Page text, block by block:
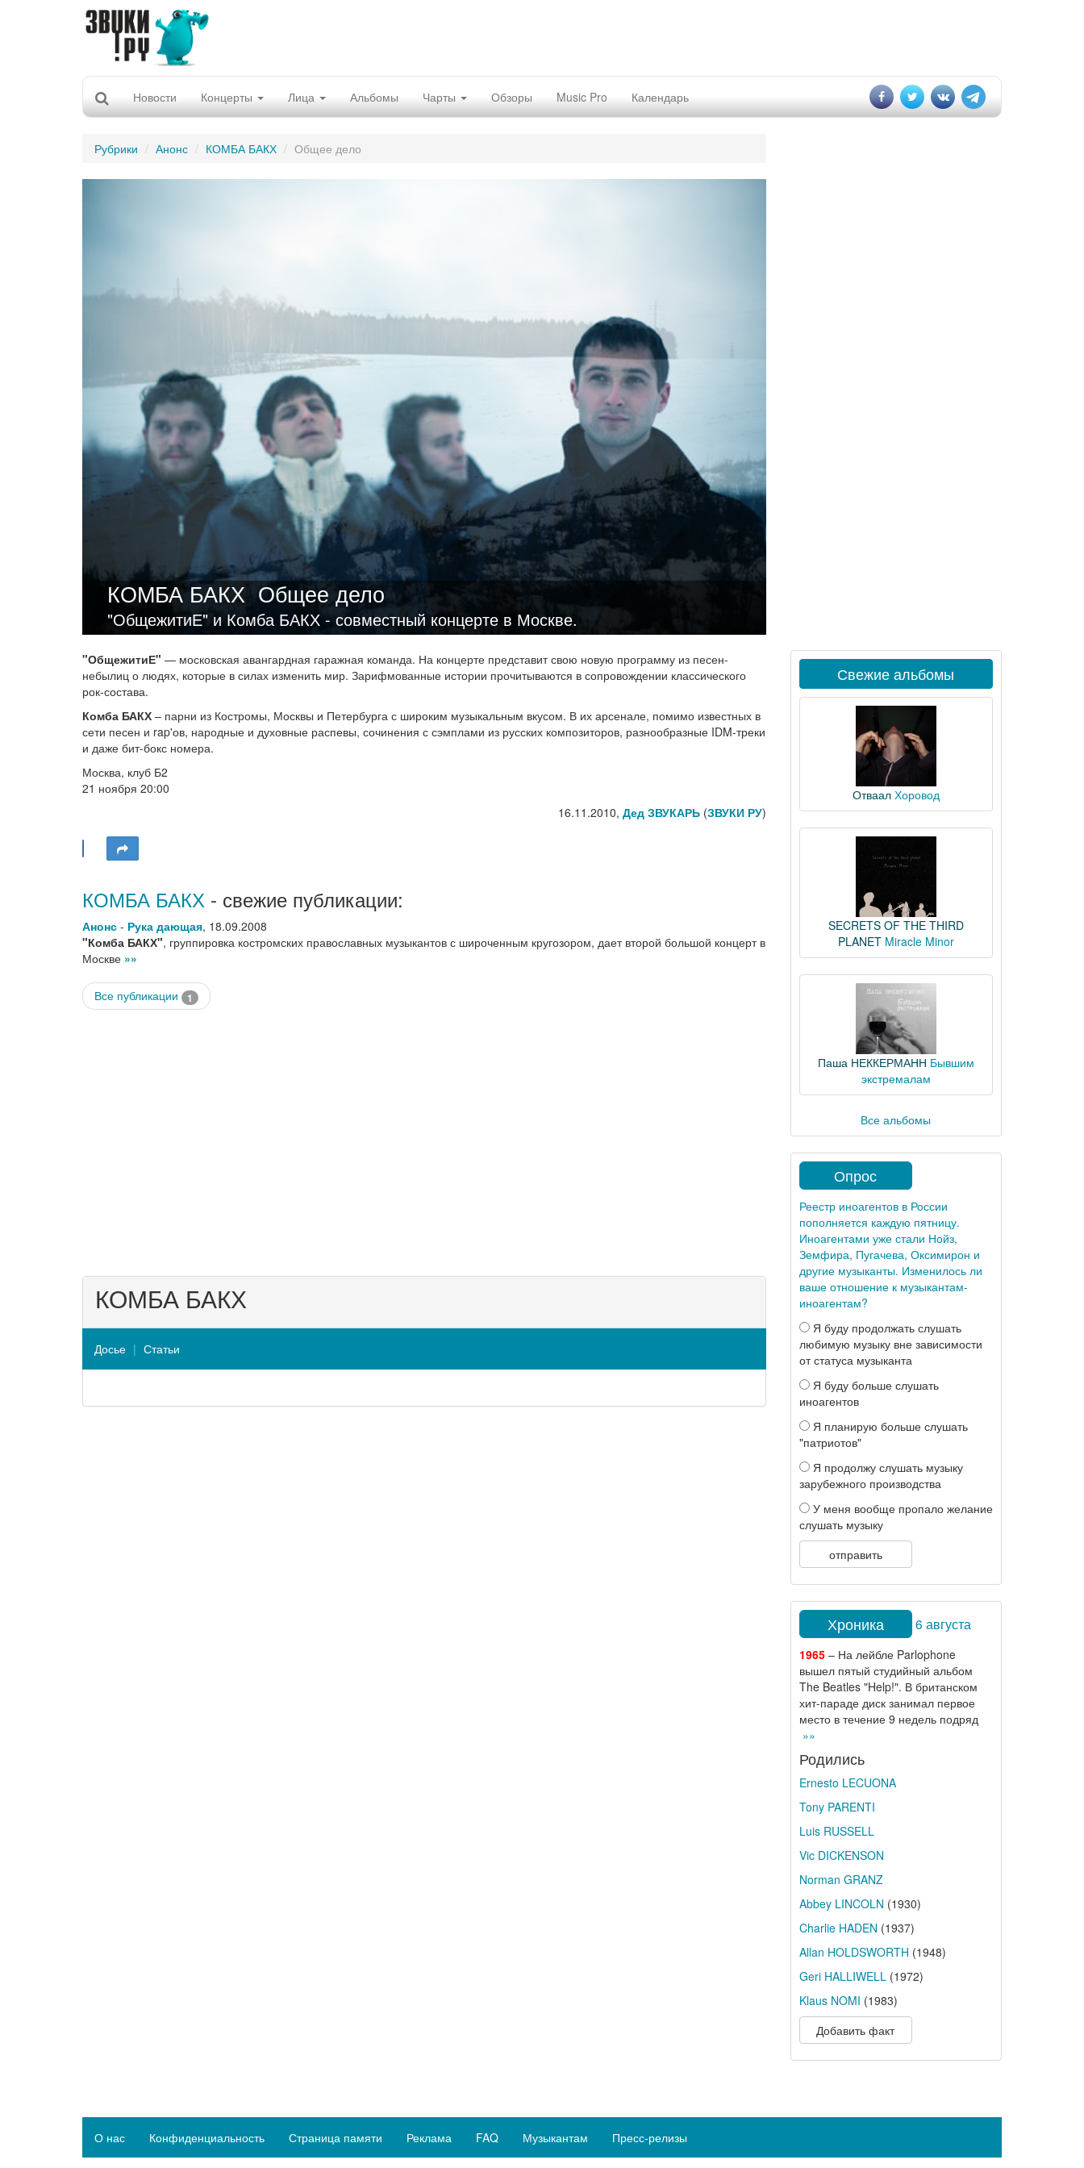
Новости Концерты Лица Альбомы Чарты Обзоры Music Pro Календарь
Рубрики Анонс КОМБА БАКХ Общее дело
КОМБА БАКХ Общее дело
"ОбщежитиЕ" и Комба БАКХ - совместный концерте в Москве.
"ОбщежитиЕ" — московская авангардная гаражная команда. На концерте представит свою новую программу из песен-
небылиц о людях, которые в силах изменить мир. Зарифмованные истории прочитываются в сопровождении классического
рок-состава.
Комба БАКХ – парни из Костромы, Москвы и Петербурга с широким музыкальным вкусом. В их арсенале, помимо известных в
сети песен и rap'ов, народные и духовные распевы, сочинения с сэмплами из русских композиторов, разнообразные IDM-треки
и даже бит-бокс номера.
Москва, клуб Б2
21 ноября 20:00
16.11.2010, Дед ЗВУКАРЬ(ЗВУКИ РУ)
КОМБА БАКХ - свежие публикации:
Анонс - Рука дающая, 18.09.2008
"Комба БАКХ", группировка костромских православных музыкантов с широченным кругозором, дает второй большой концерт в
Москве »»
Все публикации 1
КОМБА БАКХ
Досье Статьи
Свежие альбомы
Отваал Хоровод
SECRETS OF THE THIRD
PLANET Miracle Minor
Паша НЕККЕРМАНН Бывшим
экстремалам
Все альбомы
Опрос
Реестр иноагентов в России
пополняется каждую пятницу.
Иноагентами уже стали Нойз,
Земфира, Пугачева, Оксимирон и
другие музыканты. Изменилось ли
ваше отношение к музыкантам-
иноагентам?
Я буду продолжать слушать
любимую музыку вне зависимости
от статуса музыканта
Я буду больше слушать
иноагентов
Я планирую больше слушать
"патриотов"
Я продолжу слушать музыку
зарубежного производства
У меня вообще пропало желание
слушать музыку
отправить
Хроника 6 августа
1965– На лейбле Parlophone
вышел пятый студийный альбом
The Beatles "Help!". В британском
хит-параде диск занимал первое
место в течение 9 недель подряд
»»
Родились
Ernesto LECUONA
Tony PARENTI
Luis RUSSELL
Vic DICKENSON
Norman GRANZ
Abbey LINCOLN (1930)
Charlie HADEN (1937)
Allan HOLDSWORTH (1948)
Geri HALLIWELL(1972)
Klaus NOMI (1983)
Добавить факт
О нас Конфиденциальность Страница памяти Реклама FAQ Музыкантам Пресс-релизы